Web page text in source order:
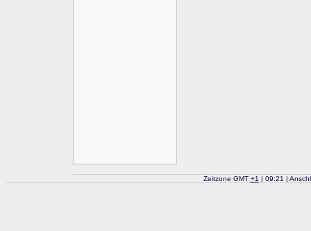
Zeitzone GMT +1 | 09:21 |